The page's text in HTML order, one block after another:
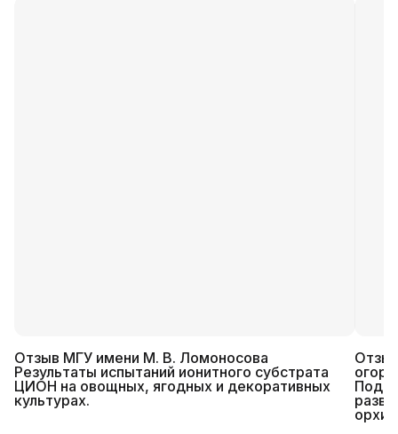
Отзыв МГУ имени М. В. Ломоносова
Результаты испытаний ионитного субстрата
ЦИОН на овощных, ягодных и декоративных
культурах.